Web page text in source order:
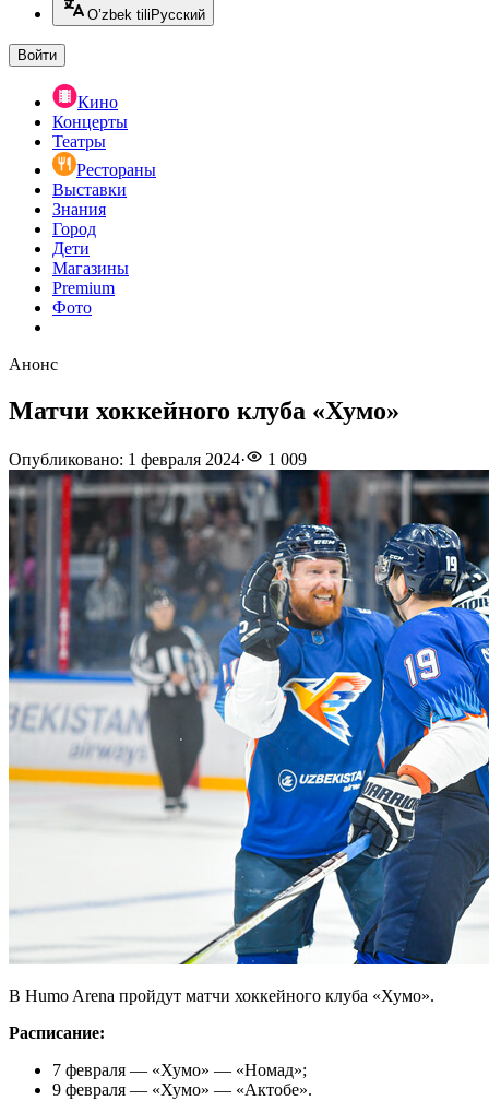
O’zbek tili Русский
Войти
Кино
Концерты
Театры
Рестораны
Выставки
Знания
Город
Дети
Магазины
Premium
Фото
Анонс
Матчи хоккейного клуба «Хумо»
Опубликовано: 1 февраля 2024· 1 009
В Humo Arena пройдут матчи хоккейного клуба «Хумо».
Расписание:
7 февраля — «Хумо» — «Номад»;
9 февраля — «Хумо» — «Актобе».